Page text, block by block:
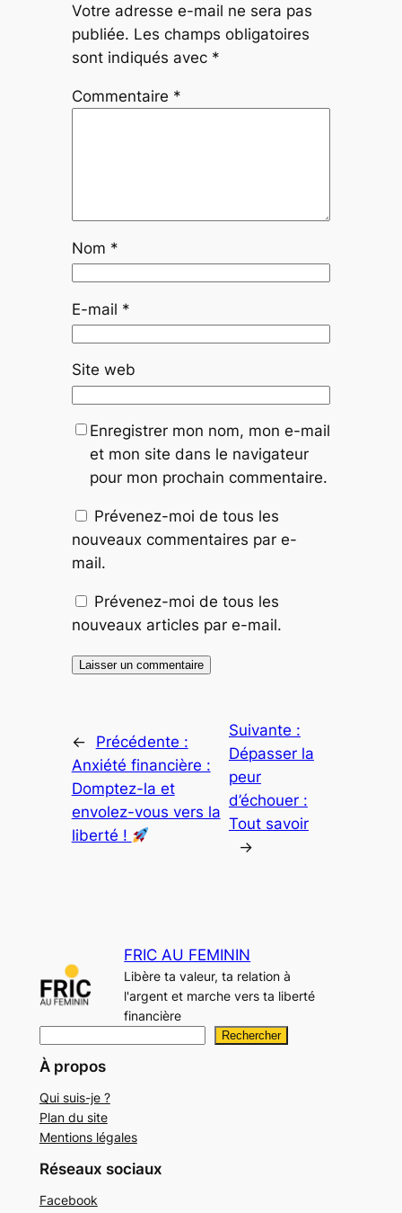
Votre adresse e-mail ne sera pas
publiée. Les champs obligatoires
sont indiqués avec *
Commentaire *
Nom *
E-mail *
Site web
Enregistrer mon nom, mon e-mail
et mon site dans le navigateur
pour mon prochain commentaire.
Prévenez-moi de tous les
nouveaux commentaires par e-
mail.
Prévenez-moi de tous les
nouveaux articles par e-mail.
←
Précédente :
Anxiété financière :
Domptez-la et
envolez-vous vers la
liberté !
Suivante :
Dépasser la
peur
d’échouer :
Tout savoir
→
FRIC AU FEMININ
Libère ta valeur, ta relation à
l'argent et marche vers ta liberté
financière
e
h
e
c
h
Rechercher
À propos
Qui suis-je ?
Plan du site
Mentions légales
Réseaux sociaux
Facebook